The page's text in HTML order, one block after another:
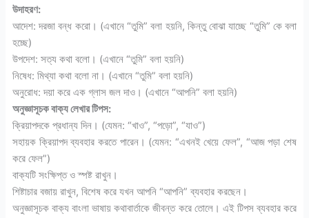
উদাহরণ:
আদেশ: দরজা বন্ধ করো। (এখানে “তুমি” বলা হয়নি, কিন্তু বোঝা যাচ্ছে “তুমি” কে বলা
হচ্ছে)
উপদেশ: সত্য কথা বলো। (এখানে “তুমি” বলা হয়নি)
নিষেধ: মিথ্যা কথা বলো না। (এখানে “তুমি” বলা হয়নি)
অনুরোধ: দয়া করে এক গ্লাস জল দাও। (এখানে “আপনি” বলা হয়নি)
অনুজ্ঞাসূচক বাক্য লেখার টিপস:
ক্রিয়াপদকে প্রধান্য দিন। (যেমন: “খাও”, “পড়ো”, “যাও”)
সহায়ক ক্রিয়াপদ ব্যবহার করতে পারেন। (যেমন: “এখনই খেয়ে ফেল”, “আজ পড়া শেষ
করে ফেল”)
বাক্যটি সংক্ষিপ্ত ও স্পষ্ট রাখুন।
শিষ্টাচার বজায় রাখুন, বিশেষ করে যখন আপনি “আপনি” ব্যবহার করছেন।
অনুজ্ঞাসূচক বাক্য বাংলা ভাষায় কথাবার্তাকে জীবন্ত করে তোলে। এই টিপস ব্যবহার করে